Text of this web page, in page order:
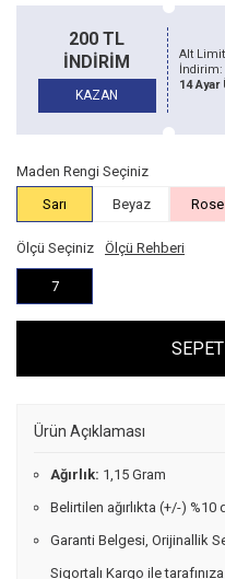
500 TL
İNDİRİM
KAZAN
Maden Rengi Seçiniz
Sarı
Beyaz Rose
Ölçü Seçiniz Ölçü Rehberi
7
Ürün Açıklaması
Ağırlık: 1,15 Gram
Belirtilen ağırlıkta (+/-)
Garanti Belgesi, Orijinallik
Sigortalı Kargo ile